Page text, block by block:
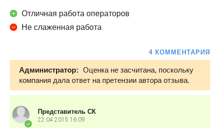
Отличная работа операторов
Не слаженная работа
4 КОММЕНТАРИЯ
Администратор: Оценка не засчитана, поскольку
компания дала ответ на претензии автора отзыва.
Представитель СК
22.04.2015 16:09